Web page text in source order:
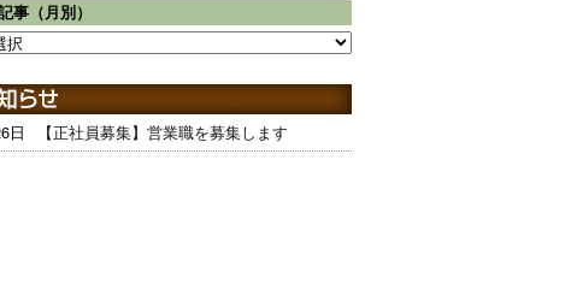
事（月別）
日 【正社員募集】営業職を募集します